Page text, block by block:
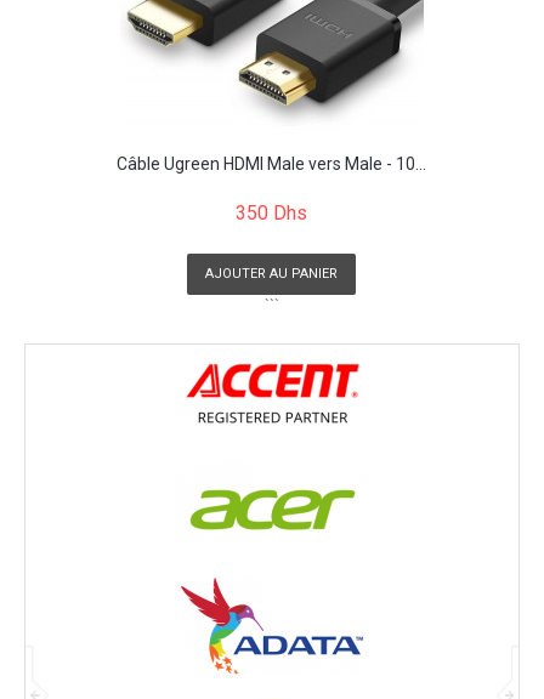
Câble Ugreen HDMI Male vers Male - 10...
350 Dhs
AJOUTER AU PANIER
```